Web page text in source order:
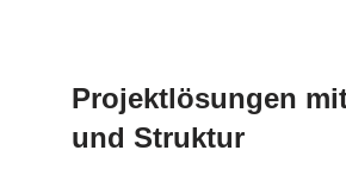
Projektlösungen
und Struktur